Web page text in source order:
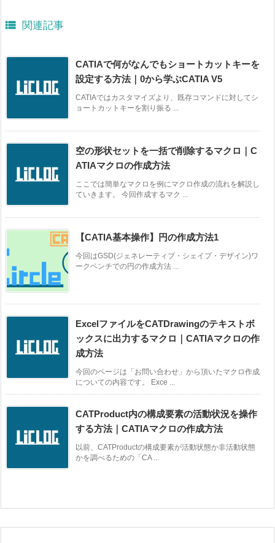
 関連記事
CATIAで何がなんでもショートカットキーを
設定する方法｜0から学ぶCATIA V5
CATIAではカスタマイズより、既存コマンドに対してシ
ョートカットキーを割り振る ...
空の形状セットを一括で削除するマクロ｜C
ATIAマクロの作成方法
ここでは簡単なマクロを例にマクロ作成の流れを解説し
ていきます。 今回作成するマク ...
【CATIA基本操作】円の作成方法1
今回はGSD(ジェネレーティブ・シェイプ・デザイン)ワ
ークベンチでの円の作成方法 ...
ExcelファイルをCATDrawingのテキストボ
ックスに出力するマクロ｜CATIAマクロの作
成方法
今回のページは「お問い合わせ」から頂いたマクロ作成
についての内容です。 Exce ...
CATProduct内の構成要素の活動状況を操作
する方法｜CATIAマクロの作成方法
以前、CATProductの構成要素が活動状態か非活動状態
かを調べるための「CA ...